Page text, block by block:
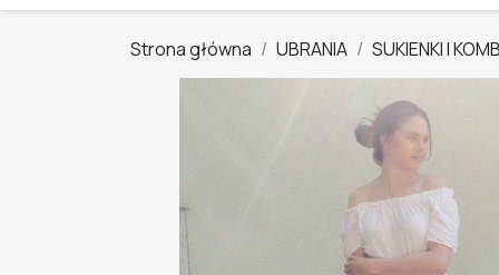
Strona główna UBRANIA SUKIENKI I